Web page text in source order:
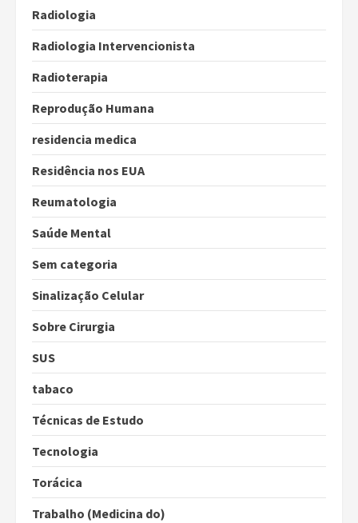
Radiologia
Radiologia Intervencionista
Radioterapia
Reprodução Humana
residencia medica
Residência nos EUA
Reumatologia
Saúde Mental
Sem categoria
Sinalização Celular
Sobre Cirurgia
SUS
tabaco
Técnicas de Estudo
Tecnologia
Torácica
Trabalho (Medicina do)